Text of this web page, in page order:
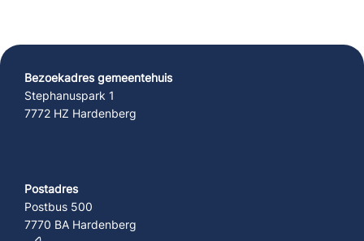
Bezoekadres gemeentehuis
Stephanuspark 1
7772 HZ Hardenberg
Postadres
Postbus 500
7770 BA Hardenberg